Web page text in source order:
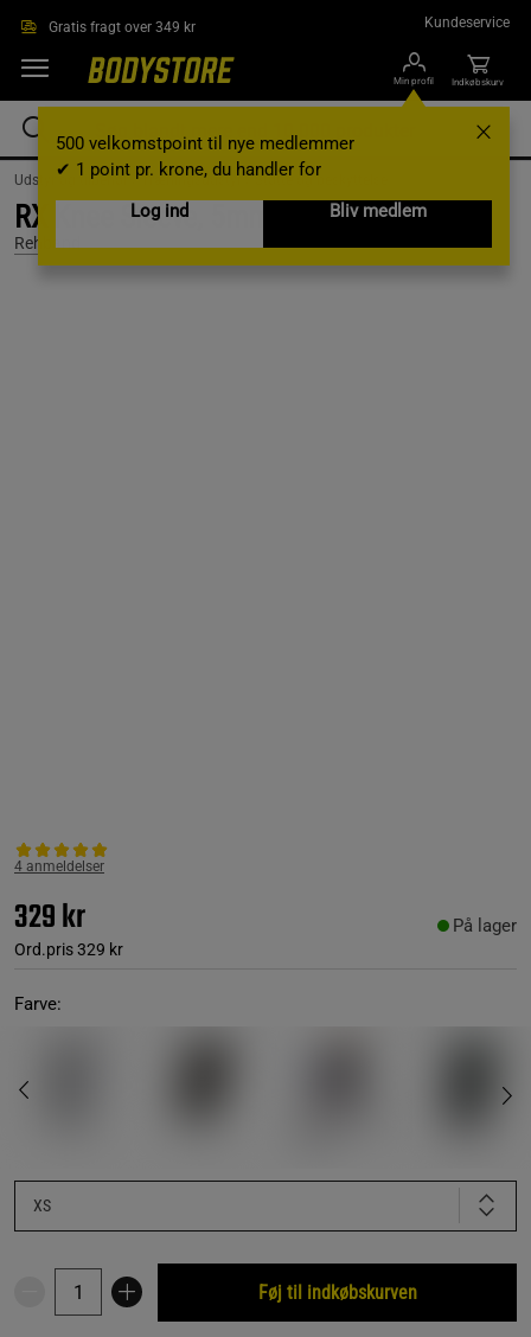
Gratis fragt over 349 kr Kundeservice
Min profil
500 velkomstpoint til nye medlemmer
✔ 1 point pr. krone, du handler for
Log ind
Bliv medlem
Indkøbskurv
Udstyr og tilbehør /Træningsudstyr /Støtte og beskyttelse
RX Knee Sleeve, 5mm, Black/Pink, XS
Rehband
4 anmeldelser
329 kr
Ord.pris329 kr
På lager
Farve:
XS
Føj til indkøbskurven